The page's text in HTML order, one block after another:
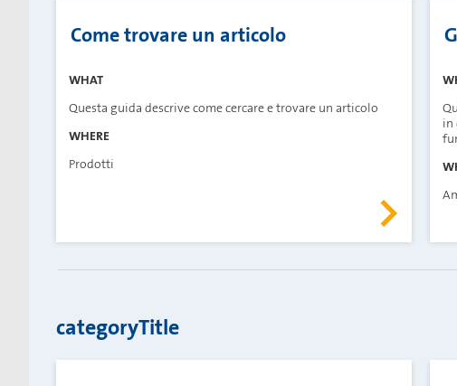
Come trovare un articolo
WHAT
Questa guida descrive come cercare e trovare un articolo
WHERE
Prodotti
in
categoryTitle